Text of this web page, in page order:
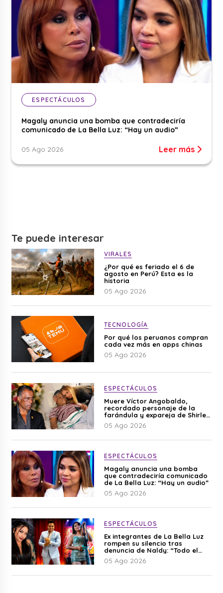
ESPECTÁCULOS
Magaly anuncia una bomba que contradeciría
comunicado de La Bella Luz: “Hay un audio”
05 Ago 2026 Leer más
Te puede interesar
VIRALES
¿Por qué es feriado el 6 de
agosto en Perú? Esta es la
historia
05 Ago 2026
TECNOLOGÍA
Por qué los peruanos compran
cada vez más en apps chinas
05 Ago 2026
ESPECTÁCULOS
Muere Víctor Angobaldo,
recordado personaje de la
farándula y expareja de Shirley
Cherres
05 Ago 2026
ESPECTÁCULOS
Magaly anuncia una bomba
que contradeciría comunicado
de La Bella Luz: “Hay un audio”
05 Ago 2026
ESPECTÁCULOS
Ex integrantes de La Bella Luz
rompen su silencio tras
denuncia de Naldy: “Todo el
mundo lo sabía”
05 Ago 2026